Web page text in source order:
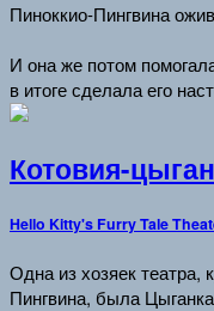
Пиноккио-Пингвина
И она же потом
в итоге сделала его
Котовия-
Hello Kitty's Furry Tale
Одна из хозяек театра,
Пингвина, была